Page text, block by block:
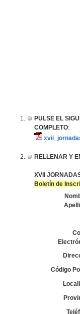
PULSE EL
COMPLETO:
RELLENAR Y
XVII
Boletín de
Código